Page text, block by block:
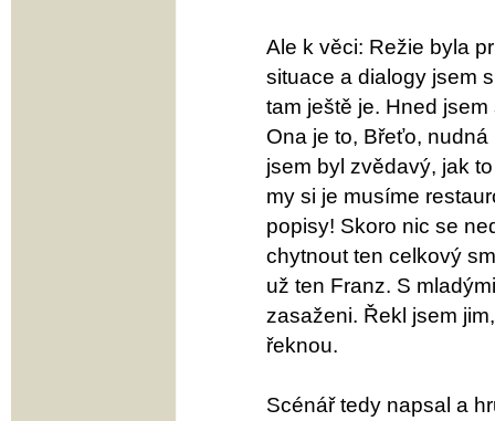
Ale k věci: Režie byla
situace a dialogy jsem
tam ještě je. Hned
Ona je to, Břeťo,
jsem byl zvědavý, jak
my si je musíme
popisy! Skoro nic se
chytnout ten celkový
už ten Franz. S
zasaženi. Řekl jsem
řeknou.
Scénář tedy napsal a